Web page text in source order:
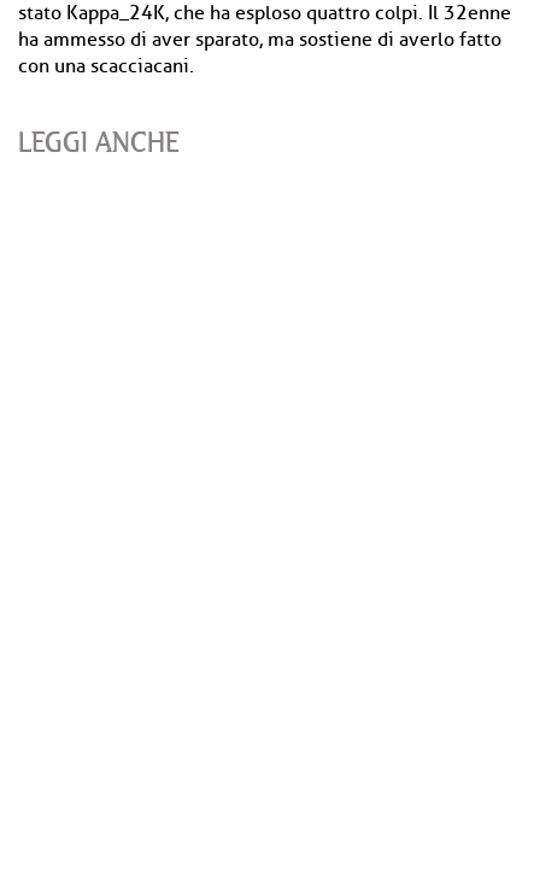
stato Kappa_24K, che ha esploso quattro colpi. Il 32enne
ha ammesso di aver sparato, ma sostiene di averlo fatto
con una scacciacani.
LEGGI ANCHE